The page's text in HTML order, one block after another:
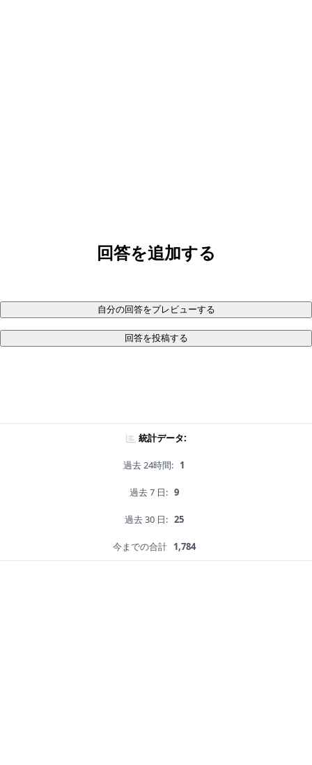
回答を追加する
自分の回答をプレビューする
回答を投稿する
統計データ:
過去 24時間: 1
過去 7 日: 9
過去 30 日: 25
今までの合計 1,784